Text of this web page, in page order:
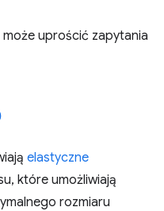
może uprościć zapytania
elastyczne
które umożliwiają
rozmiaru